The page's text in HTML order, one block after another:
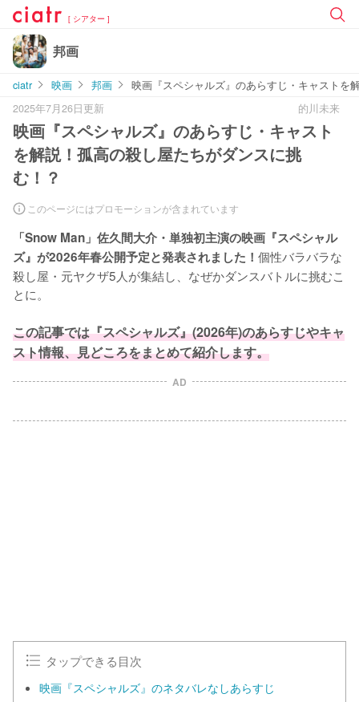
[ シアター ]
邦画
ciatr 映画 邦画
映画『スペシャルズ』のあらすじ・キャストを
2025年7月26日更新
的川未来
映画『スペシャルズ』のあらすじ・キャスト
を解説！孤高の殺し屋たちがダンスに挑
む！？
このページにはプロモーションが含まれています
「Snow Man」佐久間大介・単独初主演の映画『スペシャル
ズ』が2026年春公開予定と発表されました！ 個性バラバラな
殺し屋・元ヤクザ5人が集結し、なぜかダンスバトルに挑むこ
とに。
この記事では『スペシャルズ』(2026年)のあらすじやキャ
スト情報、見どころをまとめて紹介します。
AD
タップできる目次
映画『スペシャルズ』のネタバレなしあらすじ